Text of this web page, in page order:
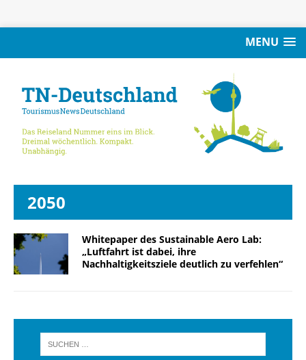
MENU
2050
Whitepaper des Sustainable Aero Lab:
„Luftfahrt ist dabei, ihre
Nachhaltigkeitsziele deutlich zu verfehlen“